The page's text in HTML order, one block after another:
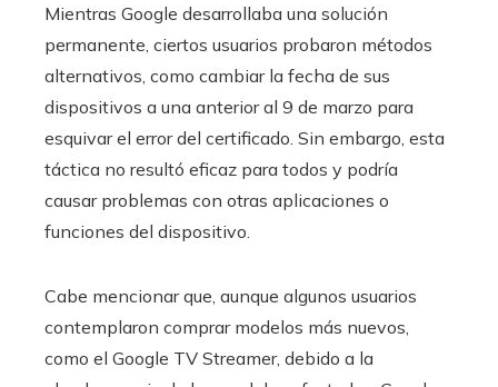
Mientras Google desarrollaba una solución
permanente, ciertos usuarios probaron métodos
alternativos, como cambiar la fecha de sus
dispositivos a una anterior al 9 de marzo para
esquivar el error del certificado. Sin embargo, esta
táctica no resultó eficaz para todos y podría
causar problemas con otras aplicaciones o
funciones del dispositivo.
Cabe mencionar que, aunque algunos usuarios
contemplaron comprar modelos más nuevos,
como el Google TV Streamer, debido a la